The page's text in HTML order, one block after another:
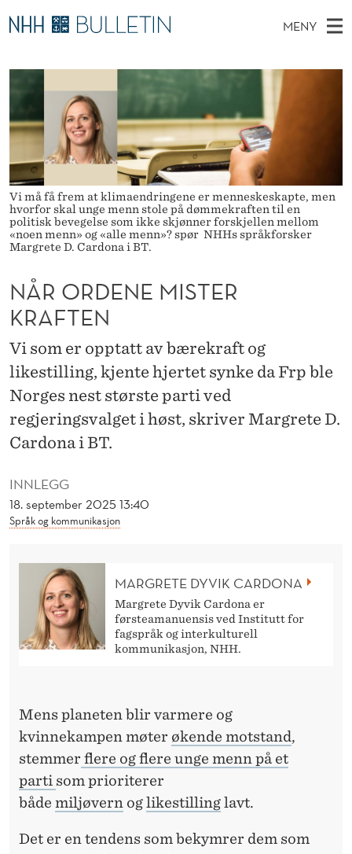
N
Å
R
O
R
D
E
N
E
S
T
E
R
K
R
A
F
MENY
O
V
E
D
M
E
N
Y
Ø
E
T
T
E
D
E
T
Stipendiater og nye forskerprofiler
Disputaser
Ekspertutvalg
Om Bulletin
Vi må få frem at klimaendringene er menneskeskapte, men
hvorfor skal unge menn stole på dømmekraften til en
politisk bevegelse som ikke skjønner forskjellen mellom
«noen menn» og «alle menn»? spør NHHs språkforsker
Margrete D. Cardona i BT.
INNLEGG
18. september 2025 13:40
Språk og kommunikasjon
NÅR ORDENE MISTER
KRAFTEN
Vi som er opptatt av bærekraft og
likestilling, kjente hjertet synke da Frp ble
Norges nest største parti ved
regjeringsvalget i høst, skriver Margrete D.
Cardona i BT.
MARGRETE DYVIK CARDONA
Margrete Dyvik Cardona er
førsteamanuensis ved Institutt for
fagspråk og interkulturell
kommunikasjon, NHH.
Mens planeten blir varmere og
kvinnekampen møter økende motstand,
stemmer flere og flere unge menn på et
parti som prioriterer
både miljøvern oglikestillinglavt.
Det er en tendens som bekymrer dem som